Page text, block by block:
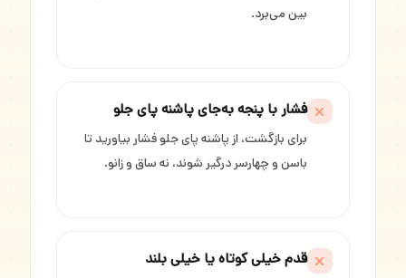
بین می‌برد.
فشار با پنجه به‌جای پاشنه پای جلو
برای بازگشت، از پاشنه پای جلو فشار بیاورید تا
باسن و چهارسر درگیر شوند، نه ساق و زانو.
قدم خیلی کوتاه یا خیلی بلند